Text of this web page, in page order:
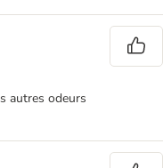
autres odeurs